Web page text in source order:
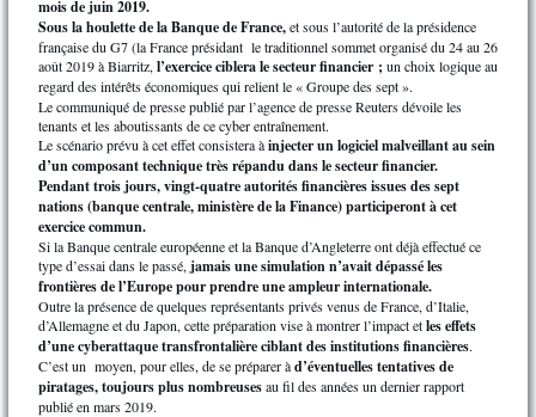
mois de juin 2019.
Sous la houlette de la Banque de France,et sous l’autorité de la présidence
française du G7 (la France présidant le traditionnel sommet organisé du 24 au 26
août 2019 à Biarritz, l’exercice ciblera le secteur financier ;un choix logique au
regard des intérêts économiques qui relient le « Groupe des sept ».
Le communiqué de presse publié par l’agence de presse Reuters dévoile les
tenants et les aboutissants de ce cyber entraînement.
Le scénario prévu à cet effet consistera àinjecter un logiciel malveillant au sein
d’un composant technique très répandu dans le secteur financier.
Pendant trois jours, vingt-quatre autorités financières issues des sept
nations (banque centrale, ministère de la Finance) participeront à cet
exercice commun.
Si la Banque centrale européenne et la Banque d’Angleterre ont déjà effectué ce
type d’essai dans le passé, jamais une simulation n’avait dépassé les
frontières de l’Europe pour prendre une ampleur internationale.
Outre la présence de quelques représentants privés venus de France, d’Italie,
d’Allemagne et du Japon, cette préparation vise à montrer l’impact etles effets
d’une cyberattaque transfrontalière ciblant des institutions financières.
C’est un moyen, pour elles, de se préparer àd’éventuelles tentatives de
piratages, toujours plus nombreusesau fil des années un dernier rapport
publié en mars 2019.